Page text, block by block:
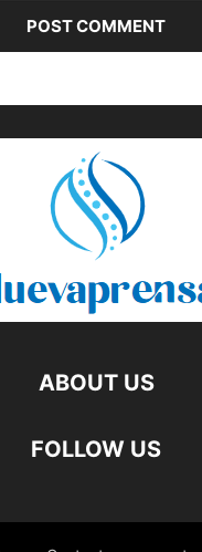
ABOUT US
FOLLOW US